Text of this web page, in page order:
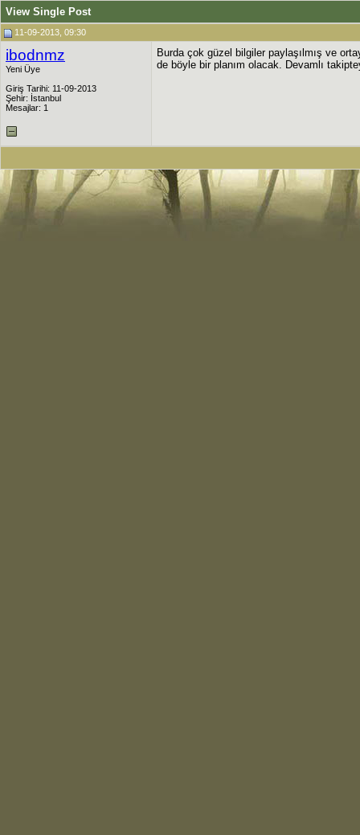
View Single Post
11-09-2013, 09:30
ibodnmz
Yeni Üye
Giriş Tarihi: 11-09-2013
Şehir: İstanbul
Mesajlar: 1
Burda çok güzel bilgiler paylaşılmış ve
de böyle bir planım olacak. Devamlı